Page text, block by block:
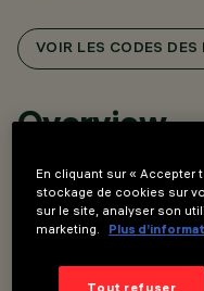
VOIR LES CODES DES
Overview
Versions Spot
encastrée pour une
Classe III avec
En cliquant sur «
stockage de cookies sur
sur le site, analyser son
marketing.
Plus
Tout refuser